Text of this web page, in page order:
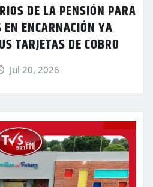
DE LA PENSIÓN PARA
ENCARNACIÓN YA
TARJETAS DE COBRO
Jul 20, 2026